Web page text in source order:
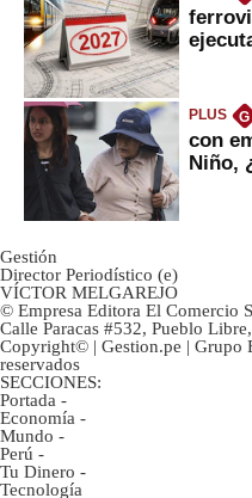
PLUS G
con
Niño,
Gestión
Director Periodístico (e)
VÍCTOR MELGAREJO
© Empresa Editora El Comercio
Calle Paracas #532, Pueblo
Copyright© | Gestion.pe | Grupo
reservados
SECCIONES:
Portada -
Economía -
Mundo -
Perú -
Tu Dinero -
Tecnología